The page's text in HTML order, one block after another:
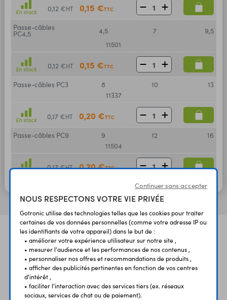
En stock 0,12 €HT 0,15 €TTC
Passe-câbles
PC4,5 4,5 7
9,5
11501
En stock 0,12 €HT 0,15 €TTC
Passe-câbles PC3 8 10
13
11337
En stock 0,17 €HT 0,20 €TTC
Passe-câbles PC9 9 12
16
11504
En stock 0,17 €HT 0,20 €TTC
UNE QUESTION?
UN CONSEIL?
PAIEMENT
SÉCURISÉ
LIVRAISON
Continuer sans accepter
NOUS RESPECTONS VOTRE VIE PRIVÉE
Gotronic utilise des technologies telles que les cookies pour traiter
certaines de vos données personnelles (comme votre adresse IP ou
les identifiants de votre appareil) dans le but de :
• améliorer votre expérience utilisateur sur notre site ,
• mesurer l'audience et les performances de nos contenus ,
• personnaliser nos offres et recommandations de produits ,
• afficher des publicités pertinentes en fonction de vos centres
d'intérêt ,
• faciliter l'interaction avec des services tiers (ex. réseaux
sociaux, services de chat ou de paiement).